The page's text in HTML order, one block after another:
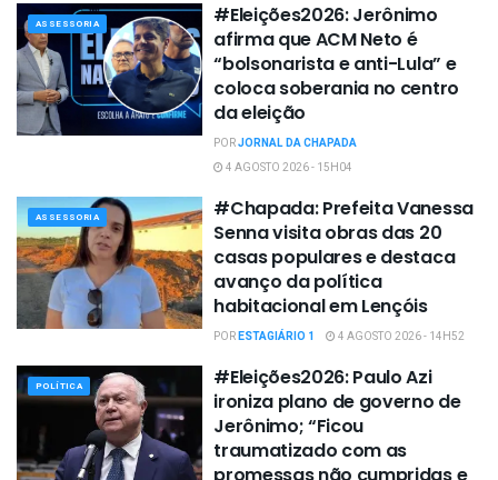
ASSESSORIA
#Eleições2026: Jerônimo
afirma que ACM Neto é
“bolsonarista e anti-Lula” e
coloca soberania no centro
da eleição
PORJORNAL DA CHAPADA
4 AGOSTO 2026 - 15H04
ASSESSORIA
#Chapada: Prefeita Vanessa
Senna visita obras das 20
casas populares e destaca
avanço da política
habitacional em Lençóis
PORESTAGIÁRIO 1 4 AGOSTO 2026 - 14H52
POLÍTICA
#Eleições2026: Paulo Azi
ironiza plano de governo de
Jerônimo; “Ficou
traumatizado com as